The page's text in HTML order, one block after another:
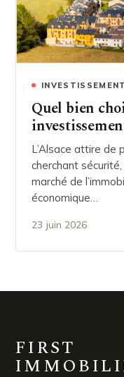
Quel bien
L’Alsace attire de
cherchant
marché de
économique…
23 juin 2026
FIRST